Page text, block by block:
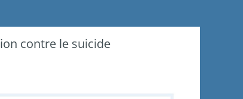
contre le suicide